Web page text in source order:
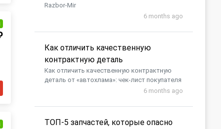
Razbor-Mir
6 months ago
Как отличить качественную
контрактную деталь
Как отличить качественную контрактную
деталь от «автохлама»: чек-лист покупателя
6 months ago
​ТОП-5 запчастей, которые опасно